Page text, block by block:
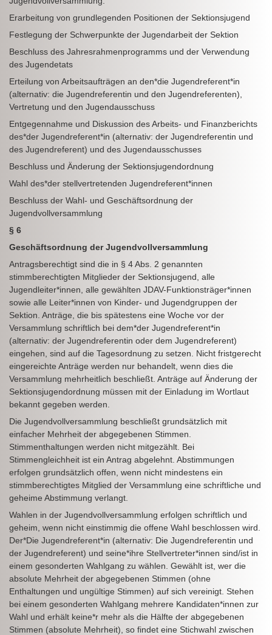
Erarbeitung von grundlegenden Positionen der Sektionsjugend
Festlegung der Schwerpunkte der Jugendarbeit der Sektion
Beschluss des Jahresrahmenprogramms und der Verwendung
des Jugendetats
Erteilung von Arbeitsaufträgen an den*die Jugendreferent*in
(alternativ: die Jugendreferentin und den Jugendreferenten),
Vertretung und den Jugendausschuss
Entgegennahme und Diskussion des Arbeits- und Finanzberichts
des*der Jugendreferent*in (alternativ: der Jugendreferentin und
des Jugendreferent) und des Jugendausschusses
Beschluss und Änderung der Sektionsjugendordnung
Wahl des*der stellvertretenden Jugendreferent*innen
Beschluss der Wahl- und Geschäftsordnung der
Jugendvollversammlung
§ 6
Geschäftsordnung der Jugendvollversammlung
Antragsberechtigt sind die in § 4 Abs. 2 genannten
stimmberechtigten Mitglieder der Sektionsjugend, alle
Jugendleiter*innen, alle gewählten JDAV-Funktionsträger*innen
sowie alle Leiter*innen von Kinder- und Jugendgruppen der
Sektion. Anträge, die bis spätestens eine Woche vor der
Versammlung schriftlich bei dem*der Jugendreferent*in
(alternativ: der Jugendreferentin oder dem Jugendreferent)
eingehen, sind auf die Tagesordnung zu setzen. Nicht fristgerecht
eingereichte Anträge werden nur behandelt, wenn dies die
Versammlung mehrheitlich beschließt. Anträge auf Änderung der
Sektionsjugendordnung müssen mit der Einladung im Wortlaut
bekannt gegeben werden.
Die Jugendvollversammlung beschließt grundsätzlich mit
einfacher Mehrheit der abgegebenen Stimmen.
Stimmenthaltungen werden nicht mitgezählt. Bei
Stimmengleichheit ist ein Antrag abgelehnt. Abstimmungen
erfolgen grundsätzlich offen, wenn nicht mindestens ein
stimmberechtigtes Mitglied der Versammlung eine schriftliche und
geheime Abstimmung verlangt.
Wahlen in der Jugendvollversammlung erfolgen schriftlich und
geheim, wenn nicht einstimmig die offene Wahl beschlossen wird.
Der*Die Jugendreferent*in (alternativ: Die Jugendreferentin und
der Jugendreferent) und seine*ihre Stellvertreter*innen sind/ist in
einem gesonderten Wahlgang zu wählen. Gewählt ist, wer die
absolute Mehrheit der abgegebenen Stimmen (ohne
Enthaltungen und ungültige Stimmen) auf sich vereinigt. Stehen
bei einem gesonderten Wahlgang mehrere Kandidaten*innen zur
Wahl und erhält keine*r mehr als die Hälfte der abgegebenen
Stimmen (absolute Mehrheit), so findet eine Stichwahl zwischen